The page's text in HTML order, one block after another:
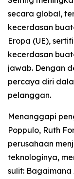
secara global,
kecerdasan
Eropa (UE),
kecerdasan
jawab. Dengan
percaya diri
pelanggan.
Menanggapi
Poppulo, Ruth
perusahaan
teknologinya,
sulit: Bagaimana